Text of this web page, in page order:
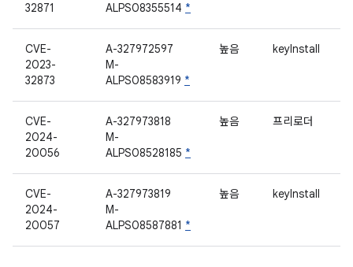
32871
ALPS08355514 *
CVE-
2023-
32873
A-327972597
M-
ALPS08583919 *
높음 keyInstall
CVE-
2024-
20056
A-327973818
M-
ALPS08528185 *
높음 프리로더
CVE-
2024-
20057
A-327973819
M-
ALPS08587881 *
높음 keyInstall